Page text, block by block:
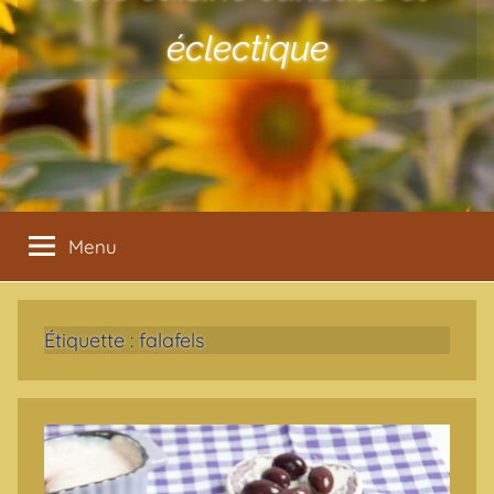
éclectique
Menu
Étiquette : falafels